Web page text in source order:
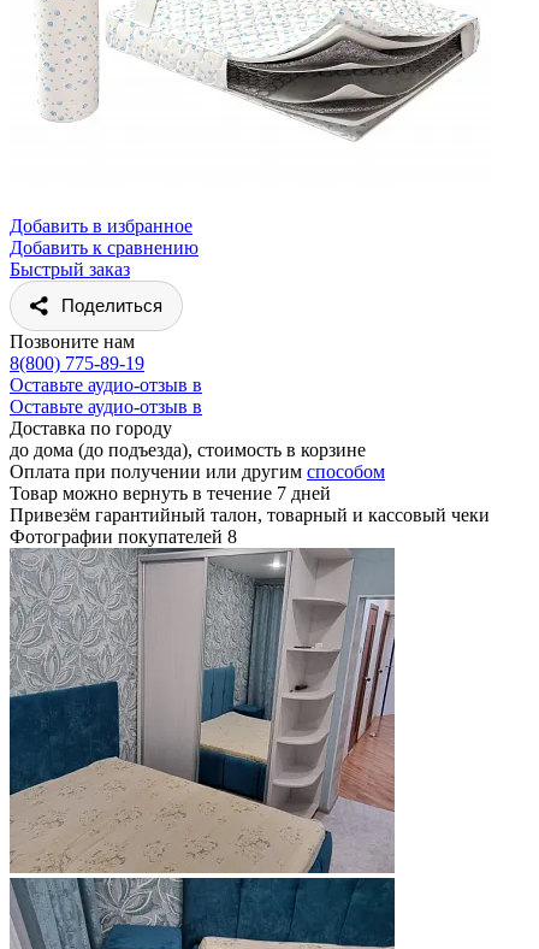
Добавить в избранное
Добавить к сравнению
Быстрый заказ
Поделиться
Позвоните нам
8(800) 775-89-19
Оставьте аудио-отзыв в
Оставьте аудио-отзыв в
Доставка по городу
до дома (до подъезда), стоимость в корзине
Оплата при получении или другим способом
Товар можно вернуть в течение 7 дней
Привезём гарантийный талон, товарный и кассовый чеки
Фотографии покупателей 8